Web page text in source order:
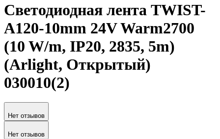
Светодиодная лента TWIST-
A120-10mm 24V Warm2700
(10 W/m, IP20, 2835, 5m)
(Arlight, Открытый)
030010(2)
Нет отзывов
Нет отзывов